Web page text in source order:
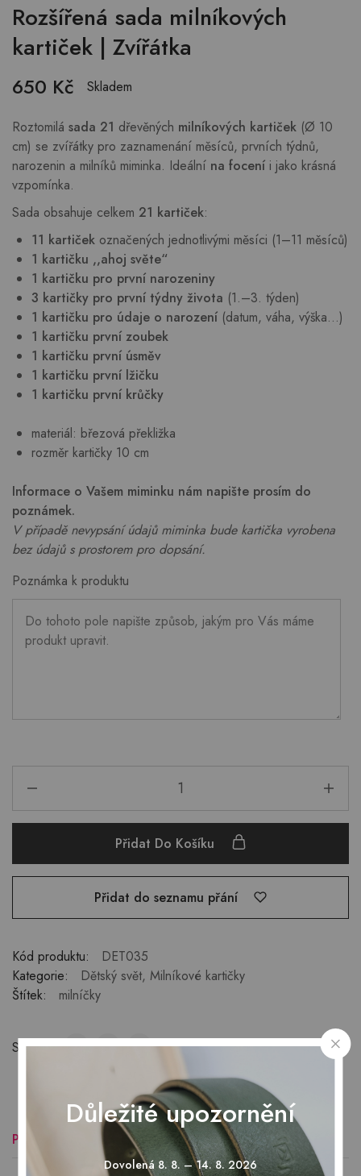
Rozšířená sada milníkových
kartiček | Zvířátka
650 Kč Skladem
Roztomilá sada 21 dřevěných milníkových kartiček (Ø 10
cm) se zvířátky pro zaznamenání měsíců, prvních týdnů,
narozenin a milníků miminka. Ideální na focení i jako krásná
vzpomínka.
Sada obsahuje celkem 21 kartiček:
11 kartiček označených jednotlivými měsíci (1–11 měsíců)
1 kartičku ,,ahoj světe“
1 kartičku pro první narozeniny
3 kartičky pro první týdny života (1.–3. týden)
1 kartičku pro údaje o narození (datum, váha, výška…)
1 kartičku první zoubek
1 kartičku první úsměv
1 kartičku první lžičku
1 kartičku první krůčky
materiál: březová překližka
rozměr kartičky 10 cm
Informace o Vašem miminku nám napište prosím do
poznámek.
V případě nevypsání údajů miminka bude kartička vyrobena
bez údajů s prostorem pro dopsání.
Poznámka k produktu
Přidat Do Košíku
Přidat do seznamu přání
Kód produktu:
DET035
Kategorie:
Dětský svět, Milníkové kartičky
Štítek:
milníčky
Sdílet:
Popis Hodnocení (0)
Důležité upozornění
Dovolená 8. 8. – 14. 8. 2026